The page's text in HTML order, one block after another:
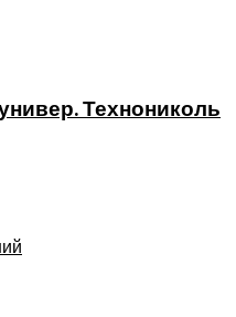
Технониколь